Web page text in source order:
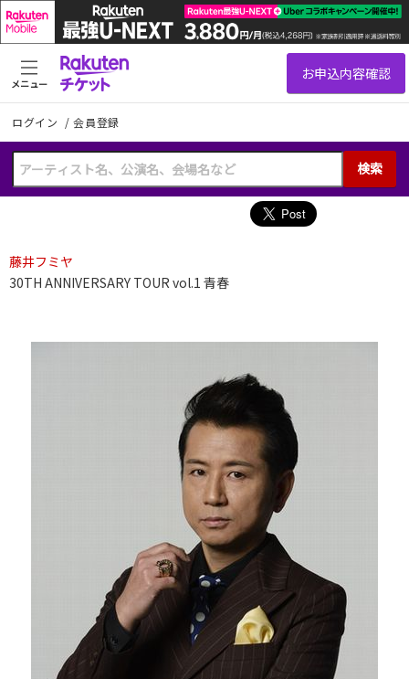
ログイン /会員登録
検索
メニュー
藤井フミヤ
30TH ANNIVERSARY TOUR vol.1 青春